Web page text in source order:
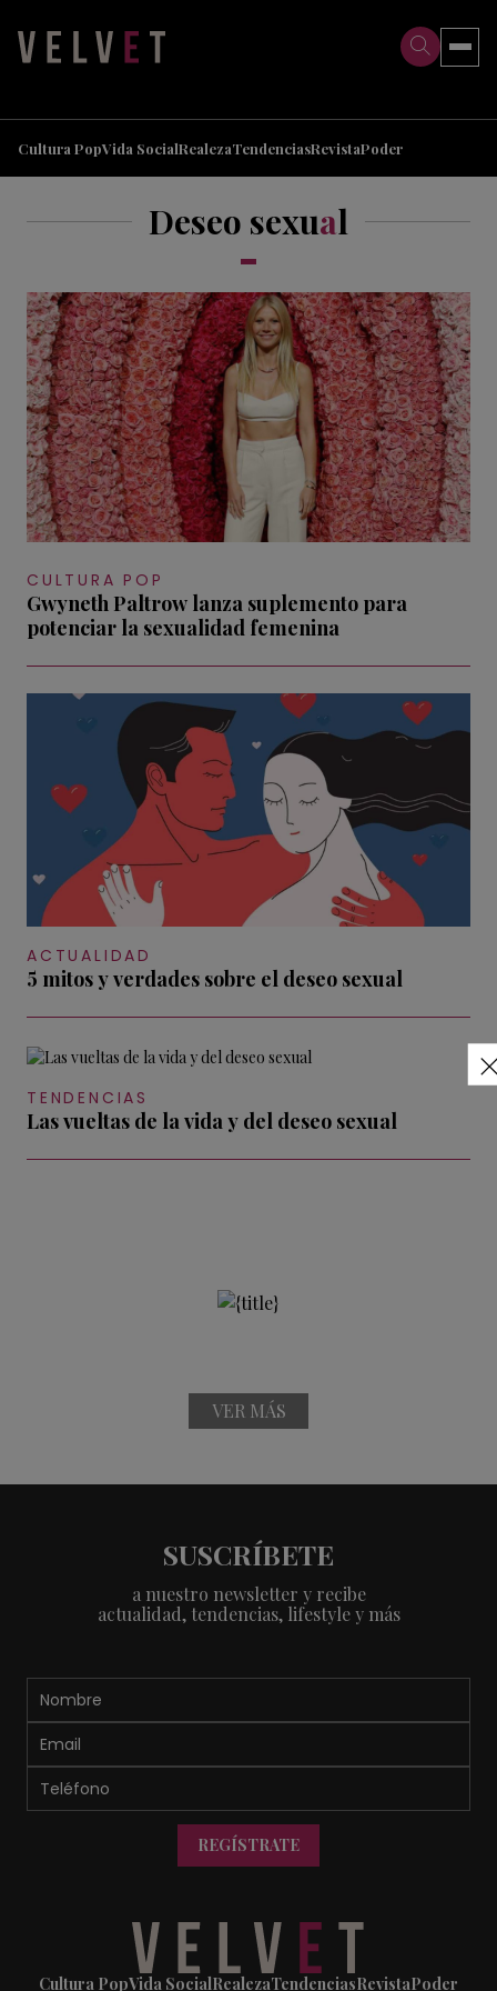
Cultura PopVida SocialRealezaTendenciasRevistaPoder
Deseo sexual
CULTURA POP
Gwyneth Paltrow lanza suplemento para
potenciar la sexualidad femenina
ACTUALIDAD
5 mitos y verdades sobre el deseo sexual
TENDENCIAS
Las vueltas de la vida y del deseo sexual
VER MÁS
SUSCRÍBETE
a nuestro newsletter y recibe
actualidad, tendencias, lifestyle y más
REGÍSTRATE
Cultura PopVida SocialRealezaTendenciasRevistaPoder